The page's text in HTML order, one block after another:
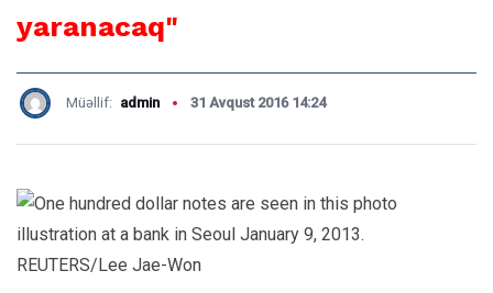
yaranacaq"
Müəllif: admin 31 Avqust 2016 14:24